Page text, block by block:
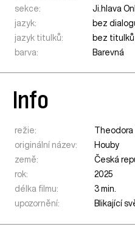
sekce:
Ji.hlava
jazyk:
bez
jazyk titulků:
bez titulků
barva:
Barevná
Info
režie:
Theodora
originální název:
Houby
země:
Česká
rok:
2025
délka filmu:
3 min.
upozornění:
Blikající